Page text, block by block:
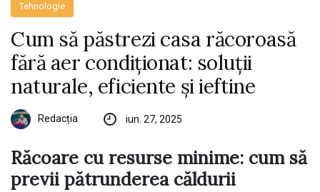
Tehnologie
Cum să păstrezi casa răcoroasă
fără aer condiționat: soluții
naturale, eficiente și ieftine
Redacția iun. 27, 2025
Răcoare cu resurse minime: cum să
previi pătrunderea căldurii